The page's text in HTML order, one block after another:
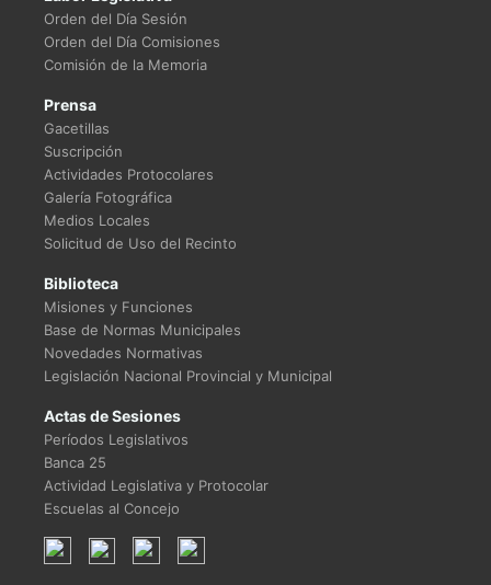
Orden del Día Sesión
Orden del Día Comisiones
Comisión de la Memoria
Prensa
Gacetillas
Suscripción
Actividades Protocolares
Galería Fotográfica
Medios Locales
Solicitud de Uso del Recinto
Biblioteca
Misiones y Funciones
Base de Normas Municipales
Novedades Normativas
Legislación Nacional Provincial y Municipal
Actas de Sesiones
Períodos Legislativos
Banca 25
Actividad Legislativa y Protocolar
Escuelas al Concejo